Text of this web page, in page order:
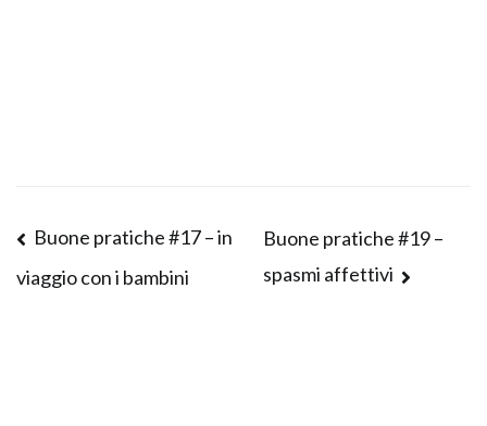
Buone pratiche #17 – in
viaggio con i bambini
Buone pratiche #19 –
spasmi affettivi